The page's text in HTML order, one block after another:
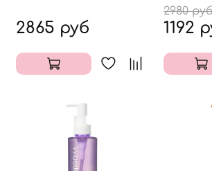
2865 руб
2980
1192